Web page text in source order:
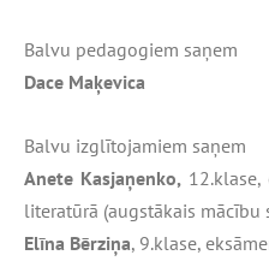
Balvu pedagogiem saņem
Dace Maķevica
Balvu izglītojamiem saņem
Anete Kasjaņenko,
literatūrā (augstākais
Elīna Bērziņa, 9.klase,